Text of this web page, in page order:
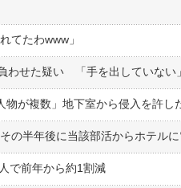
てたわwww」
で前年から約1割減